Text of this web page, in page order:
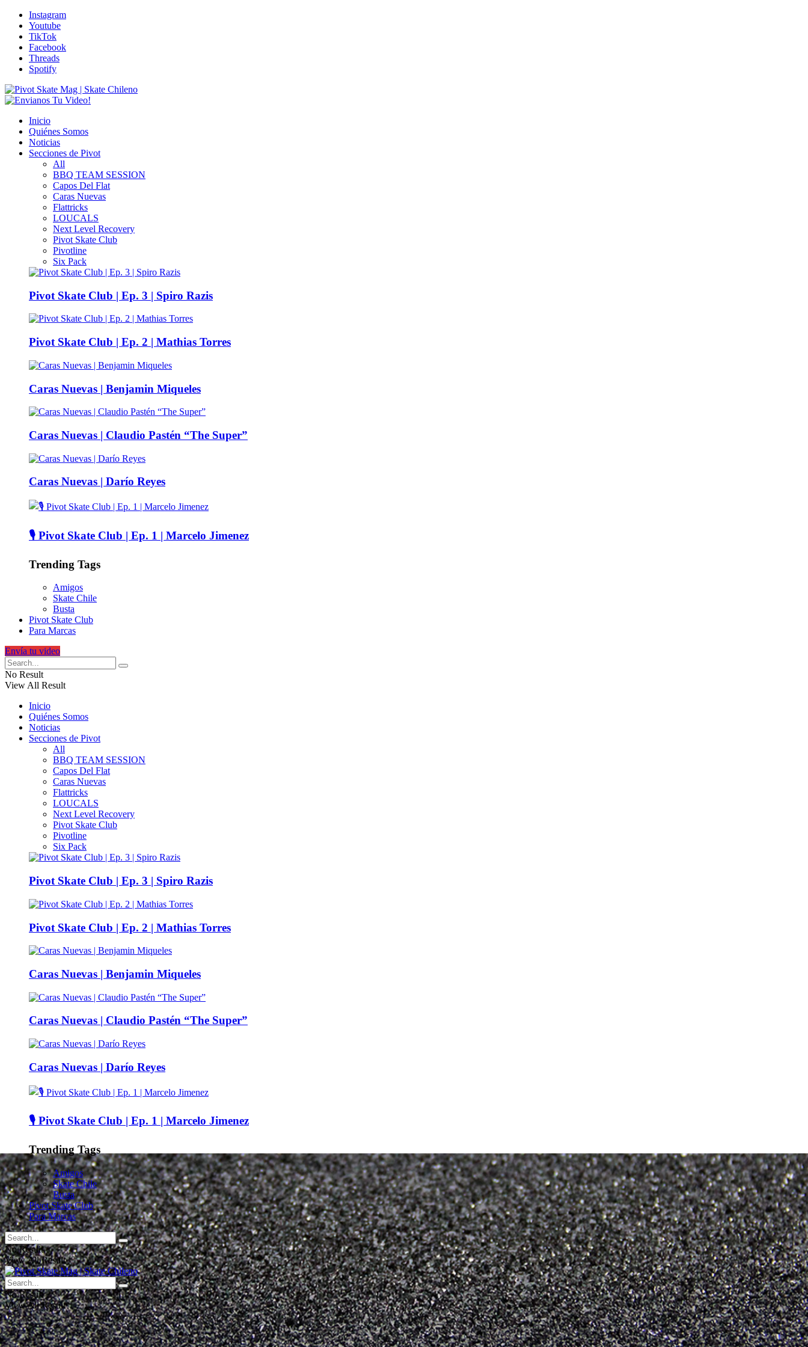
Instagram
Youtube
TikTok
Facebook
Threads
Spotify
Inicio
Quiénes Somos
Noticias
Secciones de Pivot
All
BBQ TEAM SESSION
Capos Del Flat
Caras Nuevas
Flattricks
LOUCALS
Next Level Recovery
Pivot Skate Club
Pivotline
Six Pack
Pivot Skate Club | Ep. 3 | Spiro Razis
Pivot Skate Club | Ep. 2 | Mathias Torres
Caras Nuevas | Benjamin Miqueles
Caras Nuevas | Claudio Pastén “The Super”
Caras Nuevas | Darío Reyes
🎙️ Pivot Skate Club | Ep. 1 | Marcelo Jimenez
Trending Tags
Amigos
Skate Chile
Busta
Pivot Skate Club
Para Marcas
Envía tu video
No Result
View All Result
Inicio
Quiénes Somos
Noticias
Secciones de Pivot
All
BBQ TEAM SESSION
Capos Del Flat
Caras Nuevas
Flattricks
LOUCALS
Next Level Recovery
Pivot Skate Club
Pivotline
Six Pack
Pivot Skate Club | Ep. 3 | Spiro Razis
Pivot Skate Club | Ep. 2 | Mathias Torres
Caras Nuevas | Benjamin Miqueles
Caras Nuevas | Claudio Pastén “The Super”
Caras Nuevas | Darío Reyes
🎙️ Pivot Skate Club | Ep. 1 | Marcelo Jimenez
Trending Tags
Amigos
Skate Chile
Busta
Pivot Skate Club
Para Marcas
No Result
View All Result
No Result
View All Result